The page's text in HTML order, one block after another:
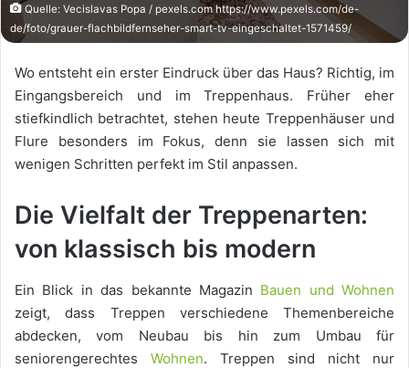
Quelle: Vecislavas Popa / pexels.com https://www.pexels.com/de-
de/foto/grauer-flachbildfernseher-smart-tv-eingeschaltet-1571459/
Wo entsteht ein erster Eindruck über das Haus? Richtig, im
Eingangsbereich und im Treppenhaus. Früher eher
stiefkindlich betrachtet, stehen heute Treppenhäuser und
Flure besonders im Fokus, denn sie lassen sich mit
wenigen Schritten perfekt im Stil anpassen.
Die Vielfalt der Treppenarten:
von klassisch bis modern
Ein Blick in das bekannte Magazin Bauen und Wohnen
zeigt, dass Treppen verschiedene Themenbereiche
abdecken, vom Neubau bis hin zum Umbau für
seniorengerechtes Wohnen. Treppen sind nicht nur